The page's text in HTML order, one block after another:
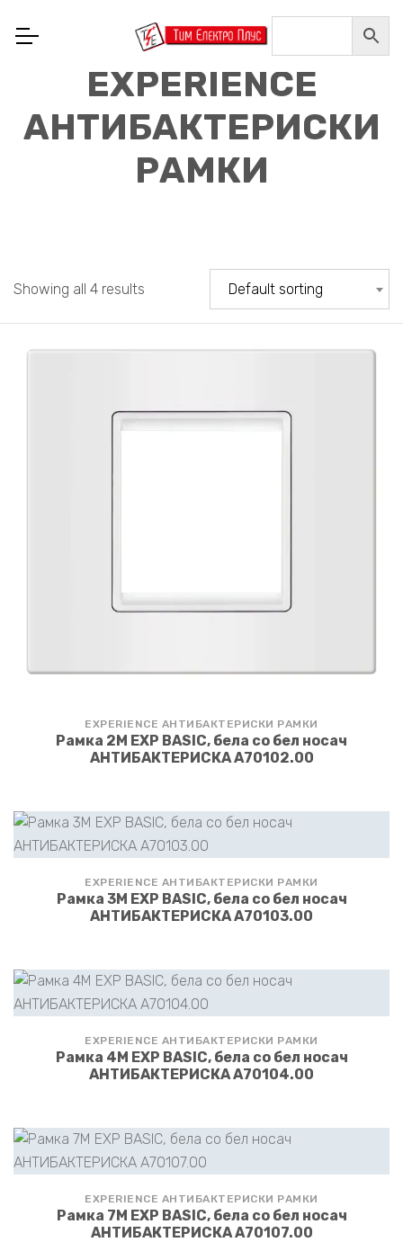
EXPERIENCE
АНТИБАКТЕРИСКИ
РАМКИ
Showing all 4 results Default sorting
EXPERIENCE АНТИБАКТЕРИСКИ РАМКИ
Рамка 2M EXP BASIC, бела со бел носач
АНТИБАКТЕРИСКА A70102.00
EXPERIENCE АНТИБАКТЕРИСКИ РАМКИ
Рамка 3M EXP BASIC, бела со бел носач
АНТИБАКТЕРИСКА A70103.00
EXPERIENCE АНТИБАКТЕРИСКИ РАМКИ
Рамка 4M EXP BASIC, бела со бел носач
АНТИБАКТЕРИСКА A70104.00
EXPERIENCE АНТИБАКТЕРИСКИ РАМКИ
Рамка 7M EXP BASIC, бела со бел носач
АНТИБАКТЕРИСКА A70107.00